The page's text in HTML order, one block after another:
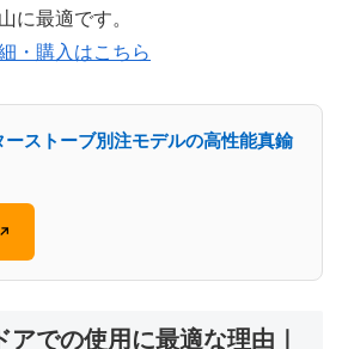
に最適です。
・購入はこちら
ストーブ別注モデルの高性能真鍮
↗
での使用に最適な理由｜